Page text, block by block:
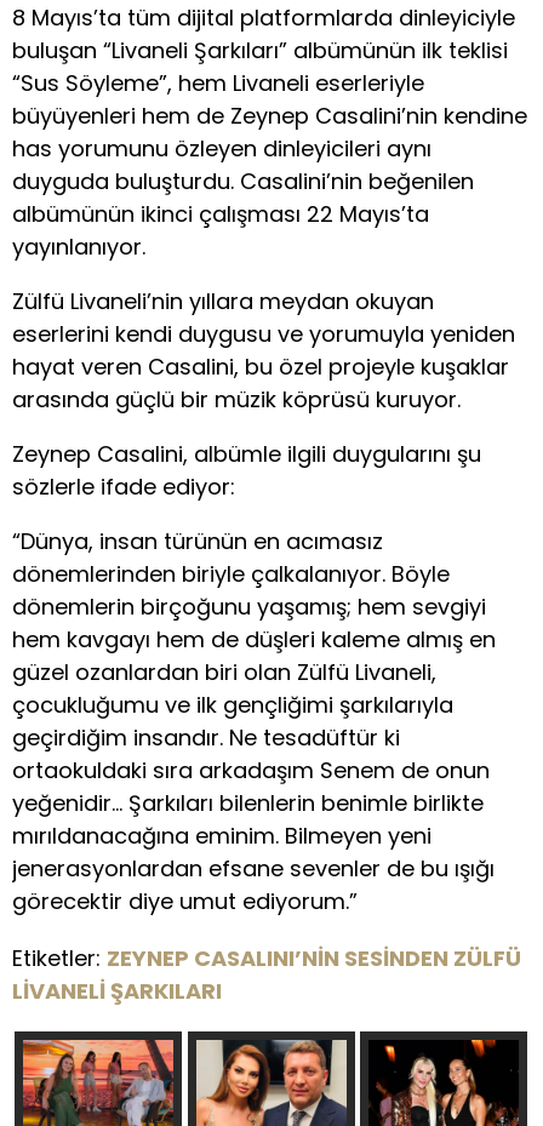
8 Mayıs’ta tüm dijital platformlarda dinleyiciyle
buluşan “Livaneli Şarkıları” albümünün ilk teklisi
“Sus Söyleme”, hem Livaneli eserleriyle
büyüyenleri hem de Zeynep Casalini’nin kendine
has yorumunu özleyen dinleyicileri aynı
duyguda buluşturdu. Casalini’nin beğenilen
albümünün ikinci çalışması 22 Mayıs’ta
yayınlanıyor.
Zülfü Livaneli’nin yıllara meydan okuyan
eserlerini kendi duygusu ve yorumuyla yeniden
hayat veren Casalini, bu özel projeyle kuşaklar
arasında güçlü bir müzik köprüsü kuruyor.
Zeynep Casalini, albümle ilgili duygularını şu
sözlerle ifade ediyor:
“Dünya, insan türünün en acımasız
dönemlerinden biriyle çalkalanıyor. Böyle
dönemlerin birçoğunu yaşamış; hem sevgiyi
hem kavgayı hem de düşleri kaleme almış en
güzel ozanlardan biri olan Zülfü Livaneli,
çocukluğumu ve ilk gençliğimi şarkılarıyla
geçirdiğim insandır. Ne tesadüftür ki
ortaokuldaki sıra arkadaşım Senem de onun
yeğenidir… Şarkıları bilenlerin benimle birlikte
mırıldanacağına eminim. Bilmeyen yeni
jenerasyonlardan efsane sevenler de bu ışığı
görecektir diye umut ediyorum.”
Etiketler: ZEYNEP CASALINI’NİN SESİNDEN ZÜLFÜ
LİVANELİ ŞARKILARI